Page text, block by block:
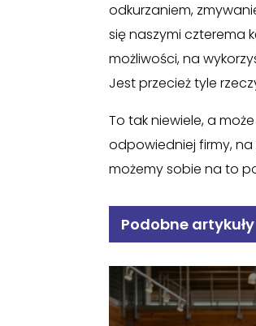
odkurzaniem,
się naszymi czterema
możliwości, na
Jest przecież tyle
To tak niewiele, a
odpowiedniej firmy, na
możemy sobie na to
Podobne artykuły